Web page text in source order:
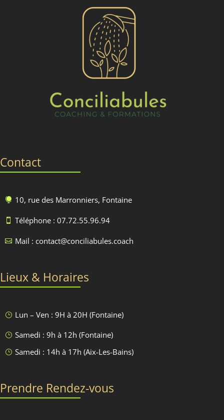
Contact
 10, rue des Marronniers, Fontaine
 Téléphone : 07.72.55.96.94
 Mail : contact@conciliabules.coach
Lieux & Horaires
} Lun – Ven : 9H à 20H (Fontaine)
} Samedi : 9h à 12h (Fontaine)
} Samedi : 14h à 17h (Aix-Les-Bains)
Prendre Rendez-vous